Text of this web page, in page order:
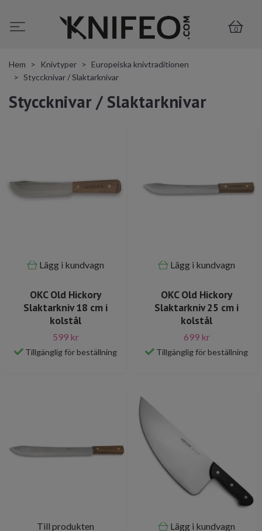
0
Hem Knivtyper
Europeiska knivtraditionen
Styccknivar / Slaktarknivar
Styccknivar / Slaktarknivar
Lägg i kundvagn
OKC Old Hickory
Slaktarkniv 18 cm i
kolstål
599 kr
Tillgänglig för beställning
Lägg i kundvagn
OKC Old Hickory
Slaktarkniv 25 cm i
kolstål
699 kr
Tillgänglig för beställning
Till produkten Lägg i kundvagn